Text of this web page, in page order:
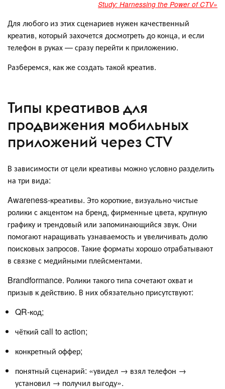
Study: Harnessing the Power of CTV»
Для любого из этих сценариев нужен качественный
креатив, который захочется досмотреть до конца, и если
телефон в руках — сразу перейти к приложению.
Разберемся, как же создать такой креатив.
Типы креативов для
продвижения мобильных
приложений через CTV
В зависимости от цели креативы можно условно разделить
на три вида:
Awareness-креативы. Это короткие, визуально чистые
ролики с акцентом на бренд, фирменные цвета, крупную
графику и трендовый или запоминающийся звук. Они
помогают наращивать узнаваемость и увеличивать долю
поисковых запросов. Такие форматы хорошо отрабатывают
в связке с медийными плейсментами.
Brandformance. Ролики такого типа сочетают охват и
призыв к действию. В них обязательно присутствуют:
QR-код;
чёткий call to action;
конкретный оффер;
понятный сценарий: «увидел → взял телефон →
установил → получил выгоду».